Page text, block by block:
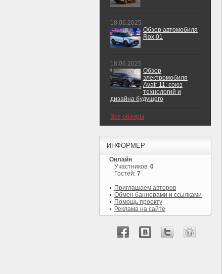
18.06.2025
Обзор автомобиля
Rox 01
18.06.2025
Обзор
электромобиля
Avatr 11: союз
технологий и
дизайна будущего
Все обзоры
ИНФОРМЕР
Онлайн
Участников: 0
Гостей: 7
Приглашаем авторов
Обмен баннерами и ссылками
Помощь проекту
Реклама на сайте